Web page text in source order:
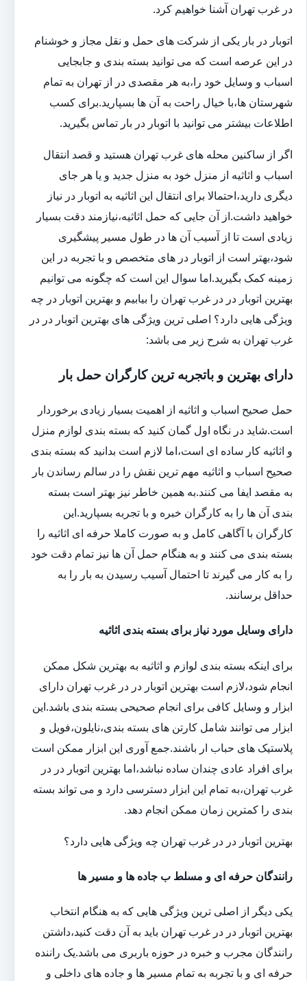
در غرب تهران آشنا خواهیم کرد.
اتوبار در بار یکی از شرکت های حمل و نقل مجاز و خوشنام
در این عرصه است که می توانید بسته بندی و جابجایی
اسباب و وسایل خود را،به هر مقصدی در از تهران به تمام
شهرستان ها،با خیال راحت به آن ها بسپارید.برای کسب
اطلاعات بیشتر می توانید با اتوبار در بار تماس بگیرید.
اگر از ساکنین محله های غرب تهران هستید و قصد انتقال
اسباب و اثاثیه از منزل خود به منزل جدید و یا هر جای
دیگری دارید،احتمالا برای انتقال این اثاثیه به اتوبار در نیاز
خواهید داشت.از آن جایی که حمل اثاثیه،نیازمند دقت بسیار
زیادی است تا از آسیب آن ها در طول مسیر پیشگیری
شود،بهتر است از اتوبار در های متخصص و با تجربه در این
زمینه کمک بگیرید.اما سوال این است که چگونه می توانیم
بهترین اتوبار در در غرب تهران را بیابیم و بهترین اتوبار در چه
ویژگی هایی دارد؟ اصلی ترین ویژگی های بهترین اتوبار در در
غرب تهران به شرح زیر می باشد:
دارای بهترین و باتجربه ترین کارگران حمل بار
حمل صحیح اسباب و اثاثیه از اهمیت بسیار زیادی برخوردار
است.شاید در نگاه اول گمان کنید که بسته بندی لوازم منزل
و اثاثیه کار ساده ای است،اما لازم است بدانید که بسته بندی
صحیح اسباب و اثاثیه مهم ترین نقش را در سالم رساندن بار
به مقصد ایفا می کنند.به همین خاطر نیز بهتر است بسته
بندی آن ها را به کارگران خبره و با تجربه بسپارید.این
کارگران با آگاهی کامل و به صورت کاملا حرفه ای اثاثیه را
بسته بندی می کنند و به هنگام حمل آن ها نیز تمام دقت خود
را به کار می گیرند تا احتمال آسیب رسیدن به بار را به
حداقل برسانند.
دارای وسایل مورد نیاز برای بسته بندی اثاثیه
برای اینکه بسته بندی لوازم و اثاثیه به بهترین شکل ممکن
انجام شود،لازم است بهترین اتوبار در در غرب تهران دارای
ابزار و وسایل کافی برای انجام صحیحی بسته بندی باشد.این
ابزار می توانند شامل کارتن های بسته بندی،نایلون،فویل و
پلاستیک های حباب ار باشند.جمع آوری این ابزار ممکن است
برای افراد عادی چندان ساده نباشد،اما بهترین اتوبار در در
غرب تهران،به تمام این ابزار دسترسی دارد و می تواند بسته
بندی را کمترین زمان ممکن انجام دهد.
بهترین اتوبار در در غرب تهران چه ویژگی هایی دارد؟
رانندگان حرفه ای و مسلط ب جاده ها و مسیر ها
یکی دیگر از اصلی ترین ویژگی هایی که به هنگام انتخاب
بهترین اتوبار در در غرب تهران باید به آن دقت کنید،داشتن
رانندگان مجرب و خبره در حوزه باربری می باشد.یک راننده
حرفه ای و با تجربه به تمام مسیر ها و جاده های داخلی و